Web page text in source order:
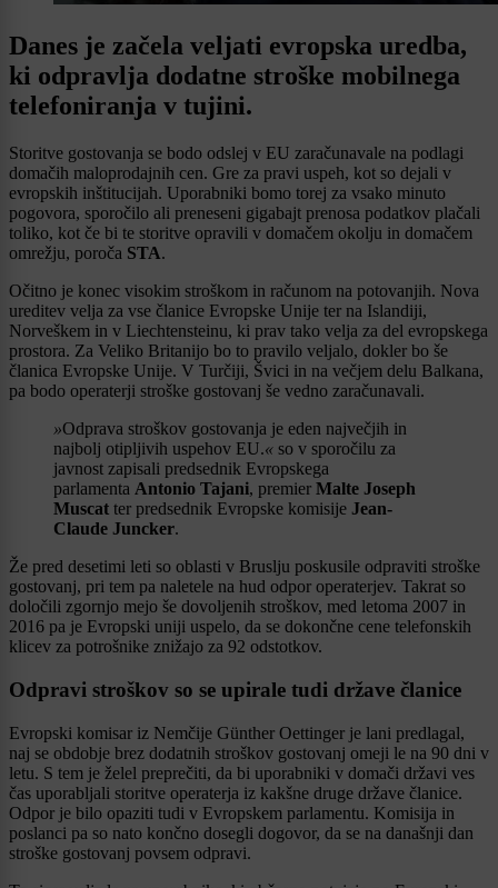
Danes je začela veljati evropska uredba,
ki odpravlja dodatne stroške mobilnega
telefoniranja v tujini.
Storitve gostovanja se bodo odslej v EU zaračunavale na podlagi
domačih maloprodajnih cen. Gre za pravi uspeh, kot so dejali v
evropskih inštitucijah. Uporabniki bomo torej za vsako minuto
pogovora, sporočilo ali preneseni gigabajt prenosa podatkov plačali
toliko, kot če bi te storitve opravili v domačem okolju in domačem
omrežju, poroča STA.
Očitno je konec visokim stroškom in računom na potovanjih. Nova
ureditev velja za vse članice Evropske Unije ter na Islandiji,
Norveškem in v Liechtensteinu, ki prav tako velja za del evropskega
prostora. Za Veliko Britanijo bo to pravilo veljalo, dokler bo še
članica Evropske Unije. V Turčiji, Švici in na večjem delu Balkana,
pa bodo operaterji stroške gostovanj še vedno zaračunavali.
»Odprava stroškov gostovanja je eden največjih in
najbolj otipljivih uspehov EU.« so v sporočilu za
javnost zapisali predsednik Evropskega
parlamenta Antonio Tajani, premier Malte Joseph
Muscat ter predsednik Evropske komisije Jean-
Claude Juncker.
Že pred desetimi leti so oblasti v Bruslju poskusile odpraviti stroške
gostovanj, pri tem pa naletele na hud odpor operaterjev. Takrat so
določili zgornjo mejo še dovoljenih stroškov, med letoma 2007 in
2016 pa je Evropski uniji uspelo, da se dokončne cene telefonskih
klicev za potrošnike znižajo za 92 odstotkov.
Odpravi stroškov so se upirale tudi države članice
Evropski komisar iz Nemčije Günther Oettinger je lani predlagal,
naj se obdobje brez dodatnih stroškov gostovanj omeji le na 90 dni v
letu. S tem je želel preprečiti, da bi uporabniki v domači državi ves
čas uporabljali storitve operaterja iz kakšne druge države članice.
Odpor je bilo opaziti tudi v Evropskem parlamentu. Komisija in
poslanci pa so nato končno dosegli dogovor, da se na današnji dan
stroške gostovanj povsem odpravi.